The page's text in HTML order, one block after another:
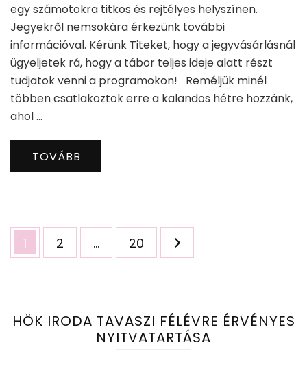
egy számotokra titkos és rejtélyes helyszínen.
Jegyekről nemsokára érkezünk további
információval. Kérünk Titeket, hogy a jegyvásárlásnál
ügyeljetek rá, hogy a tábor teljes ideje alatt részt
tudjatok venni a programokon! Reméljük minél
többen csatlakoztok erre a kalandos hétre hozzánk,
ahol …
TOVÁBB
Bejegyzések
lapozása
Oldal
1 Oldal
2 … Oldal
20
HÖK IRODA TAVASZI FÉLÉVRE ÉRVÉNYES
NYITVATARTÁSA